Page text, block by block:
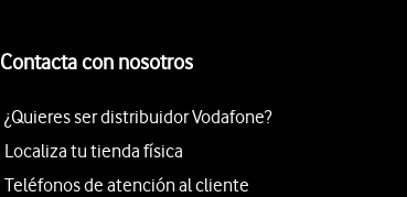
Contacta con nosotros
¿Quieres ser distribuidor Vodafone?
Localiza tu tienda física
Teléfonos de atención al cliente